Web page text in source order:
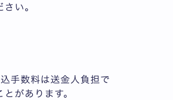
さい。
手数料は送金人負担で
があります。